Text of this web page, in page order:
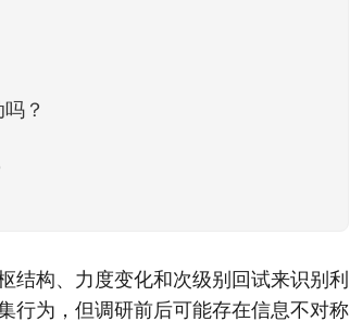
？
结构、力度变化和次级别回试来识别利
行为，但调研前后可能存在信息不对称